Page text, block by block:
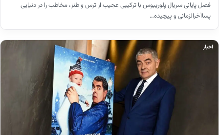
فصل پایانی سریال پلوریبوس با ترکیبی عجیب از ترس و طنز، مخاطب را در دنیایی
پساآخرالزمانی و پیچیده…
اخبار